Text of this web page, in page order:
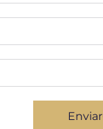
Enviar